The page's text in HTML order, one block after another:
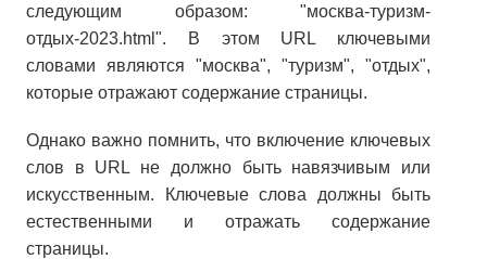
следующим образом: "москва-туризм-
отдых-2023.html". В этом URL ключевыми
словами являются "москва", "туризм", "отдых",
которые отражают содержание страницы.
Однако важно помнить, что включение ключевых
слов в URL не должно быть навязчивым или
искусственным. Ключевые слова должны быть
естественными и отражать содержание
страницы.